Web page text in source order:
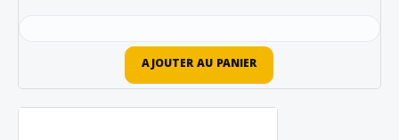
AJOUTER AU PANIER